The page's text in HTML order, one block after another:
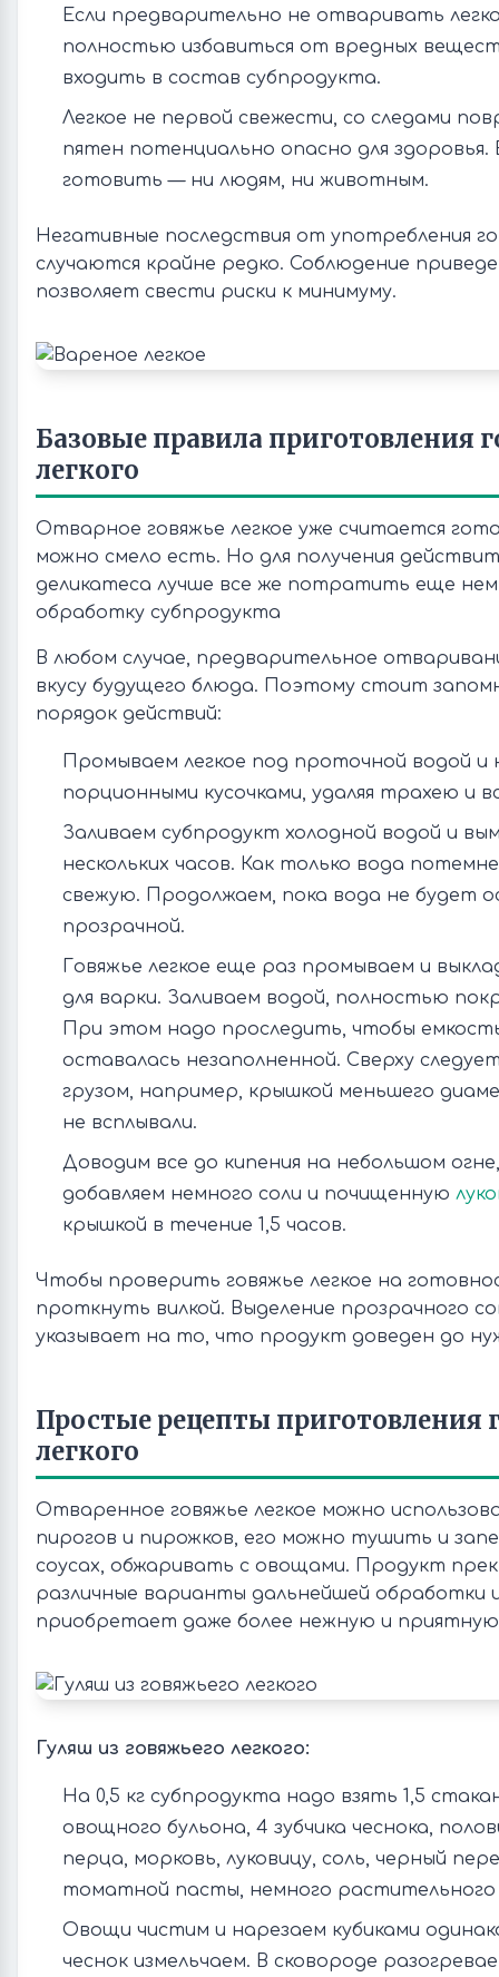
Если предварительно не отваривать
полностью избавиться от вредных
входить в состав субпродукта.
Легкое не первой свежести, со следами
пятен потенциально опасно для здоровья.
готовить — ни людям, ни животным.
Негативные последствия от употребления
случаются крайне редко. Соблюдение
позволяет свести риски к минимуму.
Базовые правила приготовления
легкого
Отварное говяжье легкое уже считается
можно смело есть. Но для получения
деликатеса лучше все же потратить еще
обработку субпродукта
В любом случае, предварительное
вкусу будущего блюда. Поэтому стоит
порядок действий:
Промываем легкое под проточной водой и
порционными кусочками, удаляя трахею и
Заливаем субпродукт холодной водой и
нескольких часов. Как только вода
свежую. Продолжаем, пока вода не будет
прозрачной.
Говяжье легкое еще раз промываем и
для варки. Заливаем водой, полностью
При этом надо проследить, чтобы
оставалась незаполненной. Сверху
грузом, например, крышкой меньшего
не всплывали.
Доводим все до кипения на небольшом
добавляем немного соли и почищенную
крышкой в течение 1,5 часов.
Чтобы проверить говяжье легкое на
проткнуть вилкой. Выделение прозрачного
указывает на то, что продукт доведен до
Простые рецепты приготовления
легкого
Отваренное говяжье легкое можно
пирогов и пирожков, его можно тушить и
соусах, обжаривать с овощами. Продукт
различные варианты дальнейшей обработки
приобретает даже более нежную и
Гуляш из говяжьего легкого:
На 0,5 кг субпродукта надо взять 1,5
овощного бульона, 4 зубчика чеснока,
перца, морковь, луковицу, соль, черный
томатной пасты, немного растительного
Овощи чистим и нарезаем кубиками
чеснок измельчаем. В сковороде